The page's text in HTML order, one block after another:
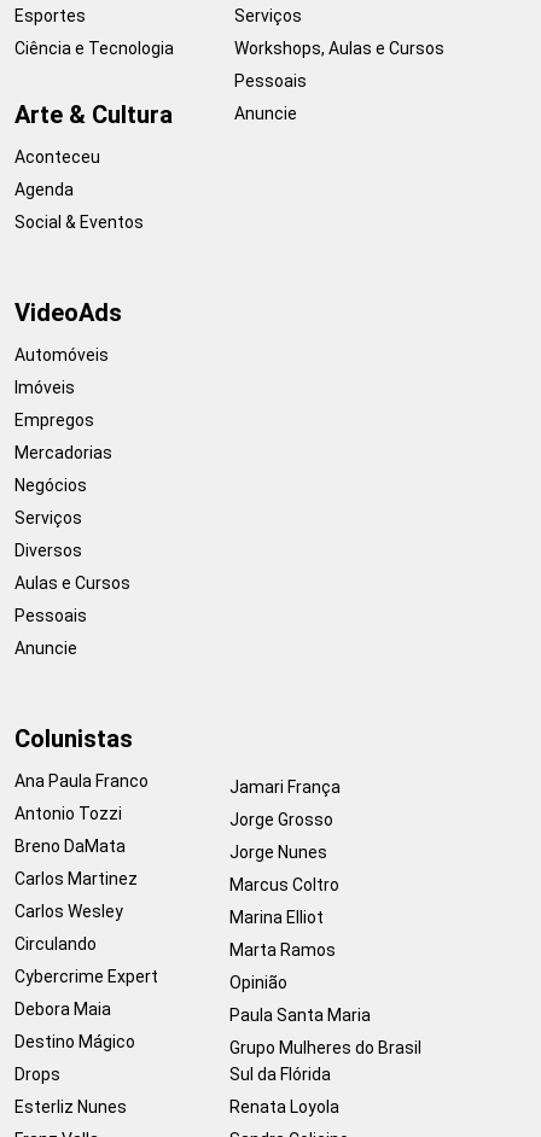
Esportes
Ciência e Tecnologia
Arte & Cultura
Aconteceu
Agenda
Social & Eventos
Serviços
Workshops, Aulas e Cursos
Pessoais
Anuncie
VideoAds
Automóveis
Imóveis
Empregos
Mercadorias
Negócios
Serviços
Diversos
Aulas e Cursos
Pessoais
Anuncie
Colunistas
Ana Paula Franco
Antonio Tozzi
Breno DaMata
Carlos Martinez
Carlos Wesley
Circulando
Cybercrime Expert
Debora Maia
Destino Mágico
Drops
Esterliz Nunes
Jamari França
Jorge Grosso
Jorge Nunes
Marcus Coltro
Marina Elliot
Marta Ramos
Opinião
Paula Santa Maria
Grupo Mulheres do Brasil
Sul da Flórida
Renata Loyola